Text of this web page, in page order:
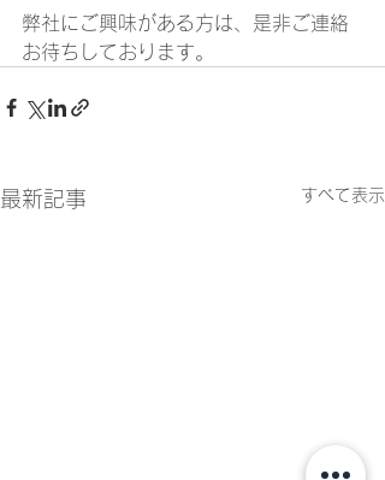
弊社にご興味がある方は、是非ご連絡
お待ちしております。
最新記事 すべて表示